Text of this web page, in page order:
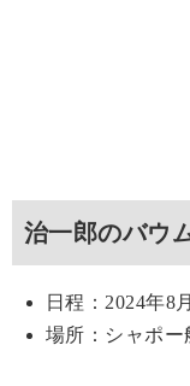
治一郎のバウ
日程：2024年8
場所：シャポ